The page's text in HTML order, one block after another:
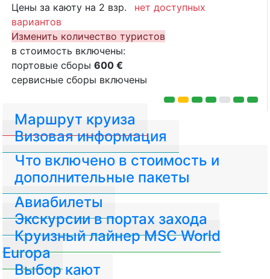
Цены за каюту на 2 взр.
нет доступных
вариантов
Изменить количество туристов
в стоимость включены:
портовые сборы 600 €
сервисные сборы включены
Маршрут круиза
Визовая информация
Авиабилеты
Что включено в стоимость и
дополнительные пакеты
Экскурсии в портах захода
Круизный лайнер MSC World
Europa
Выбор кают